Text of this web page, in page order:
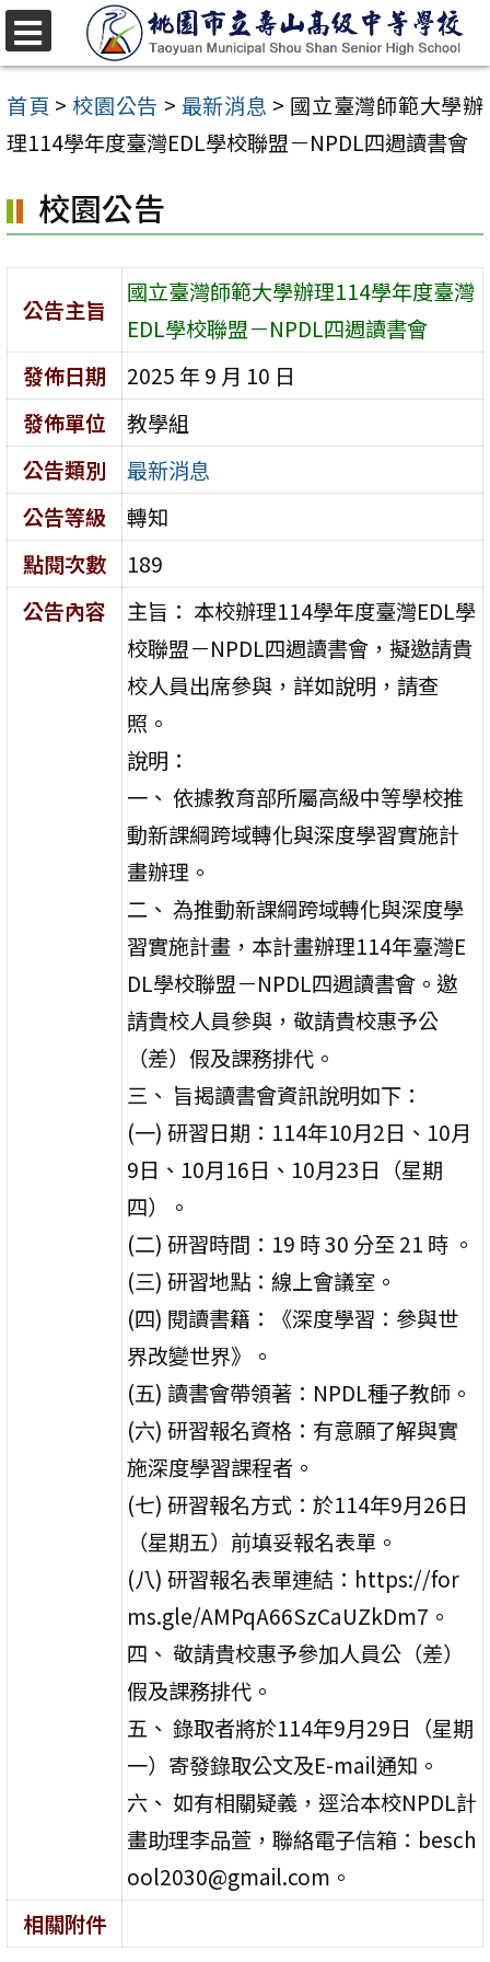
跳
至
主
要
容
區
首頁 > 校園公告 > 最新消息 > 國立臺灣師範大學辦
理114學年度臺灣EDL學校聯盟－NPDL四週讀書會
校園公告
公告主旨
國立臺灣師範大學辦理114學年度臺灣
EDL學校聯盟－NPDL四週讀書會
發佈日期
2025 年 9 月 10 日
發佈單位
教學組
公告類別
最新消息
公告等級
轉知
點閱次數
189
公告內容
主旨： 本校辦理114學年度臺灣EDL學
校聯盟－NPDL四週讀書會，擬邀請貴
校人員出席參與，詳如說明，請查
照。
說明：
一、 依據教育部所屬高級中等學校推
動新課綱跨域轉化與深度學習實施計
畫辦理。
二、 為推動新課綱跨域轉化與深度學
習實施計畫，本計畫辦理114年臺灣E
DL學校聯盟－NPDL四週讀書會。邀
請貴校人員參與，敬請貴校惠予公
（差）假及課務排代。
三、 旨揭讀書會資訊說明如下：
(一) 研習日期：114年10月2日、10月
9日、10月16日、10月23日（星期
四）。
(二) 研習時間：19 時 30 分至 21 時 。
(三) 研習地點：線上會議室。
(四) 閱讀書籍：《深度學習：參與世
界改變世界》。
(五) 讀書會帶領著：NPDL種子教師。
(六) 研習報名資格：有意願了解與實
施深度學習課程者。
(七) 研習報名方式：於114年9月26日
（星期五）前填妥報名表單。
(八) 研習報名表單連結：https://for
ms.gle/AMPqA66SzCaUZkDm7。
四、 敬請貴校惠予參加人員公（差）
假及課務排代。
五、 錄取者將於114年9月29日（星期
一）寄發錄取公文及E-mail通知。
六、 如有相關疑義，逕洽本校NPDL計
畫助理李品萱，聯絡電子信箱：besch
ool2030@gmail.com。
相關附件
選
單